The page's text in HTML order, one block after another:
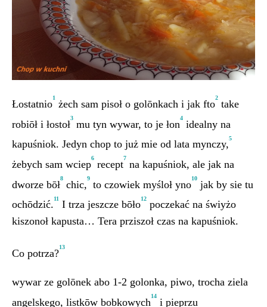
Łostatnio
1
żech sam pisoł o golōnkach i jak fto
2
take
robiōł i łostoł
3
mu tyn wywar, to je łon
4
idealny na
kapuśniok. Jedyn chop to już mie od lata mynczy,
5
żebych sam wciep
6
recept
7
na kapuśniok, ale jak na
dworze bōł
8
chic,
9
to czowiek myśloł yno
10
jak by sie tu
ochōdzić.
11
I trza jeszcze bōło
12
poczekać na świyżo
kiszonoł kapusta… Tera prziszoł czas na kapuśniok.
Co potrza?
13
wywar ze golōnek abo 1-2 golonka, piwo, trocha ziela
angelskego, listkōw bobkowych
14
i pieprzu